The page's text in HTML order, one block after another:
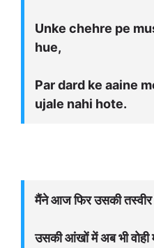
Unke chehre pe
hue,
Par dard ke aaine
ujale nahi hote.
मैंने आज फिर उसकी तस्वीर
उसकी आंखों में अब भी वोही